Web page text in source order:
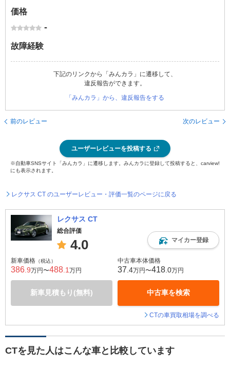
価格
-
故障経験
下記のリンクから「みんカラ」に遷移して、
違反報告ができます。
「みんカラ」から、違反報告をする
前のレビュー 次のレビュー
ユーザーレビューを投稿する
※自動車SNSサイト「みんカラ」に遷移します。みんカラに登録して投稿すると、carview!
にも表示されます。
レクサス CT のユーザーレビュー・評価一覧のページに戻る
レクサス CT
総合評価
4.0 マイカー登録
新車価格 （税込）
386 .9万円〜488 .1 万円
新車見積もり(無料)
中古車本体価格
37 .4万円〜418 .0万円
中古車を検索
CTの車買取相場を調べる
CTを見た人はこんな車と比較しています